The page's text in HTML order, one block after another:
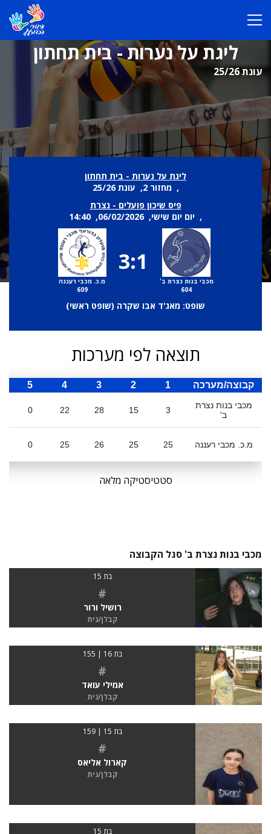
ליגת על נערות - בית תחתון
עונת 25/26
ליגת על נערות - בית תחתון
, מחזור 2, עונת 25/26
פיס שיכון פועלים - נצרת
, יום יום שישי, 06/02/2026, 14:40
מכבי בנות נצרת ב'
604
3:1
מ.כ. מכבי רעננה
609
שופט: מאג'ד אבו שקרה (שופט ראשי)
תוצאה לפי מערכות
קבוצה/מערכה 1
2
3
4
5
מכבי בנות נצרת
ב'
3
15
28
22
0
מ.כ. מכבי רעננה 25
25
26
25
0
סטטיסטיקה מלאה
מכבי בנות נצרת ב' סגל הקבוצה
בת 15
#
רושיל ורור
קבלן/נית
בת 16 | 155
#
אמילי עואד
קבלן/נית
בת 15 | 159
#
קארול אליאס
קבלן/נית
בת 15